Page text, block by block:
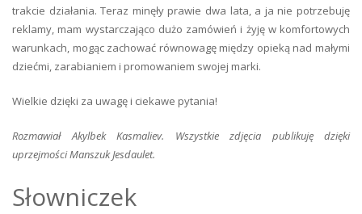
trakcie działania. Teraz minęły prawie dwa lata, a ja nie potrzebuję
reklamy, mam wystarczająco dużo zamówień i żyję w komfortowych
warunkach, mogąc zachować równowagę między opieką nad małymi
dziećmi, zarabianiem i promowaniem swojej marki.
Wielkie dzięki za uwagę i ciekawe pytania!
Rozmawiał Akylbek Kasmaliev. Wszystkie zdjęcia publikuję dzięki
uprzejmości Manszuk Jesdaulet.
Słowniczek